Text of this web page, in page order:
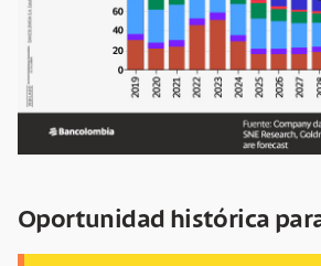
Oportunidad histórica